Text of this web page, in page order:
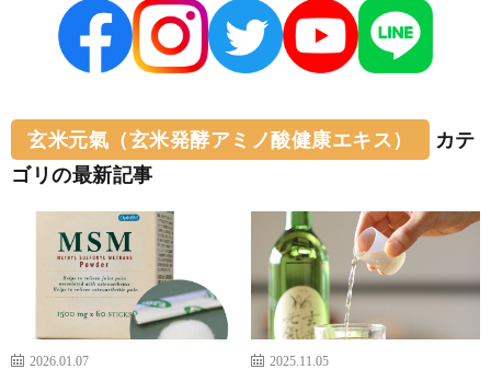
玄米元氣（玄米発酵アミノ酸健康エキス）
カテ
ゴリの最新記事
2026.01.07
2025.11.05